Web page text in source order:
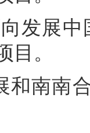
发展
目。
和南南